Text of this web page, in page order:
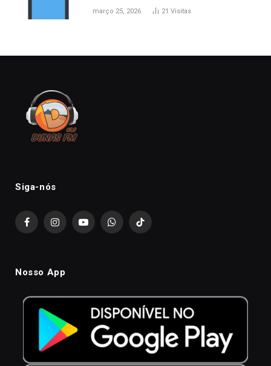
março 25, 2026 21 Visitas
Siga-nós
FacebookInstagramYouTubeWhatsAppTikTok
Nosso App